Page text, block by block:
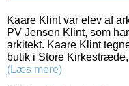
Kaare Klint var elev af
PV Jensen Klint, som
arkitekt. Kaare Klint
butik i Store
(Læs mere)